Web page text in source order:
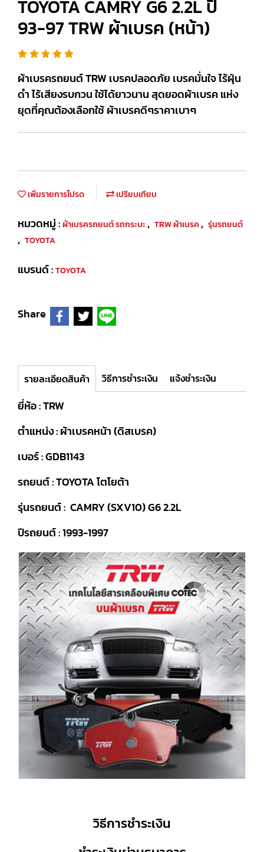
TOYOTA CAMRY G6 2.2L ปี
93-97 TRW ผ้าเบรค (หน้า)
ผ้าเบรครถยนต์ TRW เบรคปลอดภัย เบรคมั่นใจ ไร้ฝุ่น
ดำ ไร้เสียงรบกวน ใช้ได้ยาวนาน สุดยอดผ้าเบรค แห่ง
ยุดที่คุณต้องเลือกใช้ ผ้าเบรคดีๆราคาเบาๆ
เพิ่มรายการโปรด เปรียบเทียบ
หมวดหมู่ :ผ้าเบรครถยนต์ รถกระบะ, TRW ผ้าเบรค, รุ่นรถยนต์
, TOYOTA
แบรนด์ :TOYOTA
Share
รายละเอียดสินค้า วิธีการชำระเงิน แจ้งชำระเงิน
ยี่ห้อ : TRW
ตำแหน่ง : ผ้าเบรคหน้า (ดิสเบรค)
เบอร์ : GDB1143
รถยนต์ : TOYOTA โตโยต้า
รุ่นรถยนต์ : CAMRY (SXV10) G6 2.2L
ปีรถยนต์ : 1993-1997
วิธีการชำระเงิน